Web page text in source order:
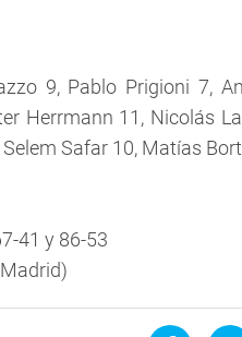
9, Pablo Prigioni 7,
Herrmann 11, Nicolás
Safar 10, Matías
41 y 86-53